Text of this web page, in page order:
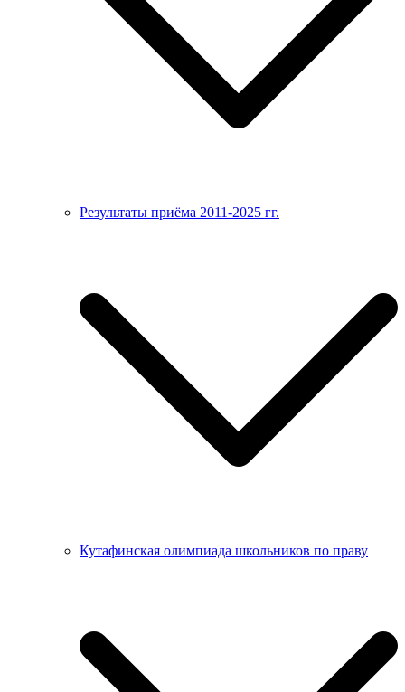
Результаты приёма 2011-2025 гг.
Кутафинская олимпиада школьников по праву